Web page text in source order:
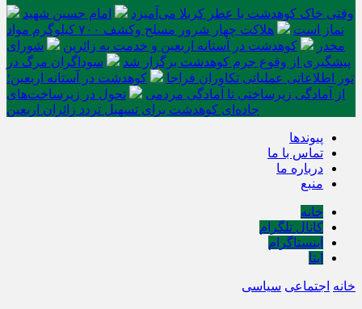
وقتی خاک کوهدشت با عطر کربلا می‌آمیزد
امام حسین شهید
نماز است
هلاکت چهار شرور مسلح وکشف ۷۰۰ کیلوگرم مواد
مخدر
کوهدشت در آستانه اربعین و خدمت‌ به زائرین
شورای
پیشگیری از وقوع جرم کوهدشت برگزار شد
سوداگران مرگ در
تور اطلاعاتی عملیاتی تکاوران فراجا
کوهدشت در آستانه اربعین؛
از آمادگی زیرساختی تا آمادگی مردمی
تحول در زیرساخت‌های
جاده‌ای کوهدشت برای تسهیل تردد زائران اربعین
پیوندها
تماس با ما
درباره ما
منبع
خانه
کانال تلگرام
اینستاگرام
ایتا
خانه اجتماعی سیاسی